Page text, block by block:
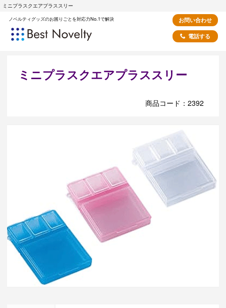
ミニプラスクエアプラススリー
ノベルティグッズのお困りごとを対応力No.1で解決
お問い合わせ
電話する
ミニプラスクエアプラススリー
商品コード：2392